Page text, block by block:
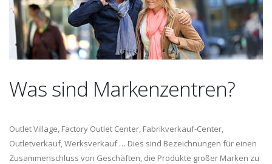
Was sind Markenzentren?
Outlet Village, Factory Outlet Center, Fabrikverkauf-Center,
Outletverkauf, Werksverkauf … Dies sind Bezeichnungen für einen
Zusammenschluss von Geschäften, die Produkte großer Marken zu